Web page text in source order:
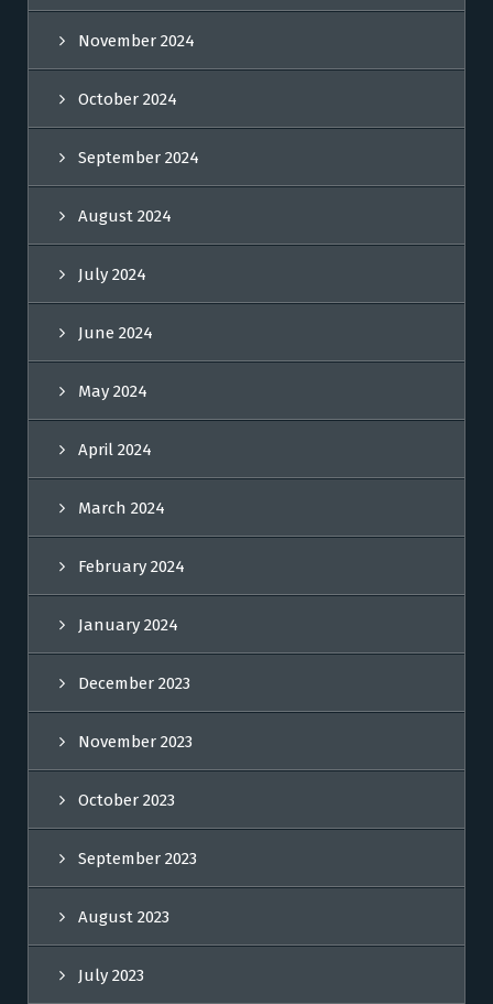
November 2024
October 2024
September 2024
August 2024
July 2024
June 2024
May 2024
April 2024
March 2024
February 2024
January 2024
December 2023
November 2023
October 2023
September 2023
August 2023
July 2023